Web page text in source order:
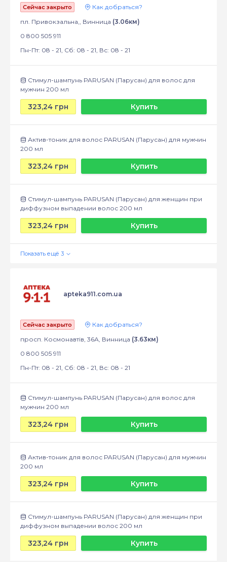
Сейчас закрыто
Как добраться?
пл. Привокзальна,, Винница (3.06км)
0 800 505 911
Пн-Пт: 08 - 21, Сб: 08 - 21, Вс: 08 - 21
Стимул-шампунь PARUSAN (Парусан) для волос для
мужчин 200 мл
323,24 грн Купить
Актив-тоник для волос PARUSAN (Парусан) для мужчин
200 мл
323,24 грн Купить
Стимул-шампунь PARUSAN (Парусан) для женщин при
диффузном выпадении волос 200 мл
323,24 грн Купить
apteka911.com.ua
Сейчас закрыто
Как добраться?
просп. Космонавтів, 36А, Винница (3.63км)
0 800 505 911
Пн-Пт: 08 - 21, Сб: 08 - 21, Вс: 08 - 21
Стимул-шампунь PARUSAN (Парусан) для волос для
мужчин 200 мл
323,24 грн Купить
Актив-тоник для волос PARUSAN (Парусан) для мужчин
200 мл
323,24 грн Купить
Стимул-шампунь PARUSAN (Парусан) для женщин при
диффузном выпадении волос 200 мл
323,24 грн Купить